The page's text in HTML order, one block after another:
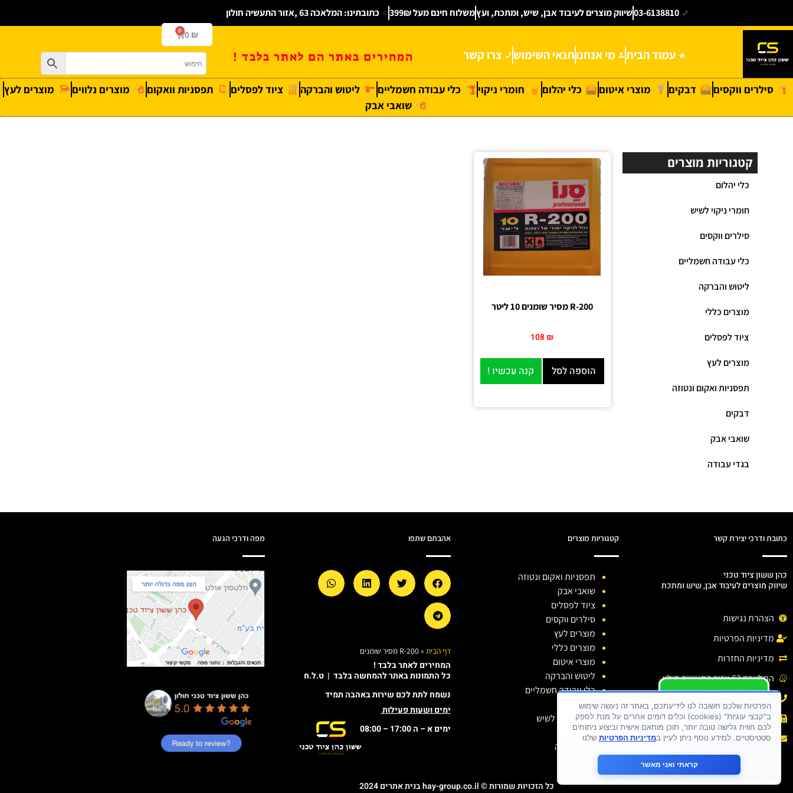
03-6138810שיווק מוצרים לעיבוד אבן, שיש, ומתכת, ועץמשלוח חינם מעל 399₪ כתובתינו: המלאכה 63 ,אזור התעשיה חולון
עמוד הבית מי אנחנותנאי השימוש צרו קשר המחירים באתר הם לאתר בלבד !
0 ₪
0
סילרים ווקסים דבקים מוצרי איטום כלי יהלום חומרי ניקוי כלי עבודה חשמליים ליטוש והברקה ציוד לפסלים תפסניות וואקום מוצרים נלווים
מוצרים לעץ
שואבי אבק
קטגוריות מוצרים
כלי יהלום
חומרי ניקוי לשיש
סילרים ווקסים
כלי עבודה חשמליים
ליטוש והברקה
מוצרים כללי
ציוד לפסלים
מוצרים לעץ
תפסניות ואקום ונטוזה
דבקים
שואבי אבק
בגדי עבודה
R-200 מסיר שומנים 10 ליטר
108 ₪
הוספה לסל קנה עכשיו !
כתובת ודרכי יצירת קשר
כהן ששון ציוד טכני
שיווק מוצרים לעיבוד אבן, שיש ומתכת
הצהרת נגישות
מדיניות הפרטיות
מדיניות החזרות
המלאכה 63,אזור התעשיה חולון.
פקס : 03-6138810
אימייל :sason.cohen26@gmail.com
קטגוריות מוצרים
תפסניות ואקום ונטוזה
שואבי אבק
ציוד לפסלים
סילרים ווקסים
מוצרים לעץ
מוצרים כללי
מוצרי איטום
ליטוש והברקה
כלי עבודה חשמליים
כלי יהלום
חומרי ניקוי לשיש
דבקים
בגדי עבודה
אהבתם שתפו
דף הבית » R-200 מסיר שומנים
המחירים לאתר בלבד !
כל התמונות באתר להמחשה בלבד | ט.ל.ח
נשמח לתת לכם שירות באהבה תמיד
ימים ושעות פעילות
ימים א – ה 17:00 – 08:00
מפה ודרכי הגעה
יש לכם שאלה ?
יש לכם בעיה ?
כתבו לנו
כל הזכויות שמורות © hay-group.co.il בנית אתרים 2024
הפרטיות שלכם חשובה לנו לידיעתכם, באתר זה נעשה שימוש
ב"קבצי עוגיות" (cookies) וכלים דומים אחרים על מנת לספק
לכם חווית גלישה טובה יותר, תוכן מותאם אישית וביצוע ניתוחים
סטטיסטיים. למידע נוסף ניתן לעיין במדיניות הפרטיות שלנו
קראתי ואני מאשר